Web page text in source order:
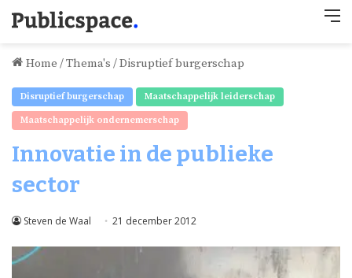
Home /Thema's /Disruptief burgerschap
Disruptief burgerschap
Maatschappelijk leiderschap
Maatschappelijk ondernemerschap
Innovatie in de publieke
sector
Steven de Waal 21 december 2012